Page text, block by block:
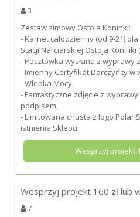
3
Zestaw zimowy Ostoja Koninki:
- Karnet całodzienny (od 9-21)
Stacji Narciarskiej Ostoja Koninki
- Pocztówka wysłana z wyprawy
- Imienny Certyfikat Darczyńcy w
- Wlepka Mocy,
- Fantastyczne zdjęcie z
podpisem,
- Limitowana chusta z logo Polar
istnienia Sklepu.
Wesprzyj projekt
Wesprzyj projekt 160 zł lub
7